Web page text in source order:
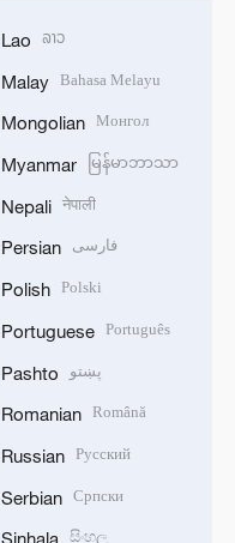
Lao ລາວ
Malay Bahasa Melayu
Mongolian Монгол
Myanmar မြန်မာဘာသာ
Nepali नेपाली
Persian فارسی
Polish Polski
Portuguese Português
Pashto پښتو
Romanian Română
Russian Русский
Serbian Српски
සිංහල